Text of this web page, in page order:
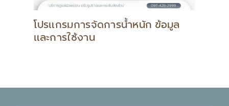
โปรแกรมการจัดการน้ำหนัก ข้อมูล
และการใช้งาน